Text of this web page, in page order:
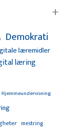
Demokrati
læremidler
læring
Hjemmeundervisning
mestring